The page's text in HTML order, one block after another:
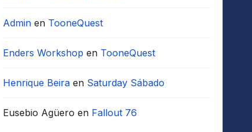
Admin en TooneQuest
Enders Workshop en TooneQuest
Henrique Beira en Saturday Sábado
Eusebio Agüero en Fallout 76